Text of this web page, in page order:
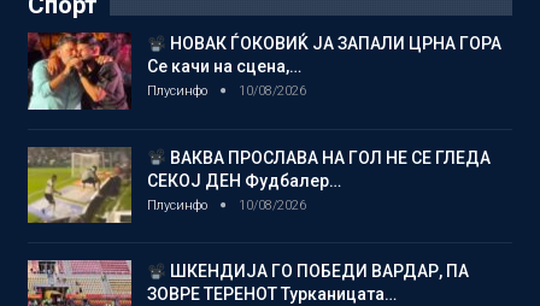
НОВАК ЃОКОВИЌ ЈА ЗАПАЛИ ЦРНА ГОРА
Се качи на сцена,…
Плусинфо 10/08/2026
ВАКВА ПРОСЛАВА НА ГОЛ НЕ СЕ ГЛЕДА
СЕКОЈ ДЕН Фудбалер…
Плусинфо 10/08/2026
ШКЕНДИЈА ГО ПОБЕДИ ВАРДАР, ПА
ЗОВРЕ ТЕРЕНОТ Турканицата…